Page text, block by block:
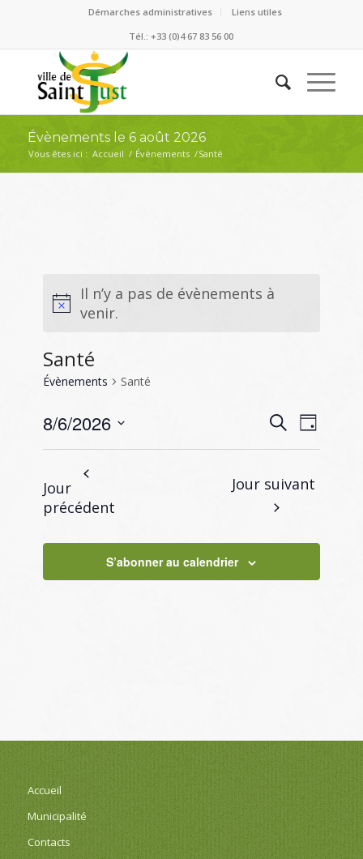
Démarches administratives
Liens utiles
Tél.: +33 (0)4 67 83 56 00
Évènements le 6 août 2026
Vous êtes ici : Accueil / Évènements /Santé
Il n’y a pas de évènements à
venir.
Santé
Évènements Santé
et
de
vues
Recherche
de
vues
Jour
8/6/2026
Sélectionnez
date.
Jour
précédent
Jour suivant
S’abonner au calendrier
Accueil
Municipalité
Contacts